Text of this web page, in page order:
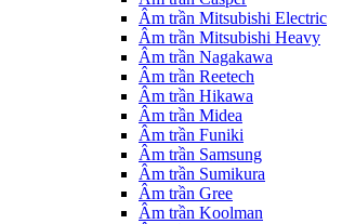
Âm trần Mitsubishi Electric
Âm trần Mitsubishi Heavy
Âm trần Nagakawa
Âm trần Reetech
Âm trần Hikawa
Âm trần Midea
Âm trần Funiki
Âm trần Samsung
Âm trần Sumikura
Âm trần Gree
Âm trần Koolman